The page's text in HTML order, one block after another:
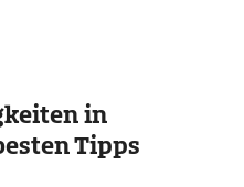
in
Tipps